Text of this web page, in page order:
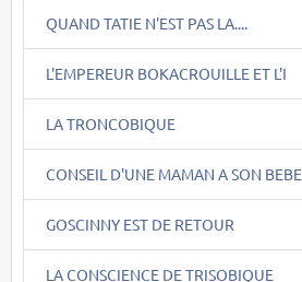
QUAND TATIE N'EST PAS LA....
L'EMPEREUR BOKACROUILLE ET L'I
LA TRONCOBIQUE
CONSEIL D'UNE MAMAN A SON BEBE
GOSCINNY EST DE RETOUR
LA CONSCIENCE DE TRISOBIQUE